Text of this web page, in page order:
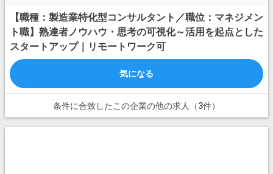
【職種：製造業特化型コンサルタント／職位：マネジメン
ト職】熟達者ノウハウ・思考の可視化～活用を起点とした
スタートアップ｜リモートワーク可
気になる
条件に合致したこの企業の他の求人（3件）